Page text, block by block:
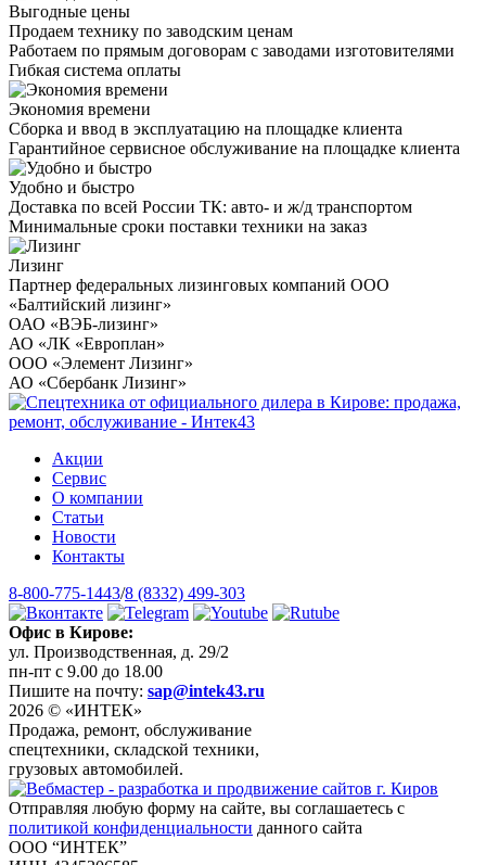
Выгодные цены
Продаем технику по заводским ценам
Работаем по прямым договорам с заводами изготовителями
Гибкая система оплаты
Экономия времени
Сборка и ввод в эксплуатацию на площадке клиента
Гарантийное сервисное обслуживание на площадке клиента
Удобно и быстро
Доставка по всей России ТК: авто- и ж/д транспортом
Минимальные сроки поставки техники на заказ
Лизинг
Партнер федеральных лизинговых компаний ООО
«Балтийский лизинг»
ОАО «ВЭБ-лизинг»
АО «ЛК «Европлан»
ООО «Элемент Лизинг»
АО «Сбербанк Лизинг»
Акции
Сервис
О компании
Статьи
Новости
Контакты
8-800-775-1443/8 (8332) 499-303
Офис в Кирове:
ул. Производственная, д. 29/2
пн-пт с 9.00 до 18.00
Пишите на почту: sap@intek43.ru
2026 © «ИНТЕК»
Продажа, ремонт, обслуживание
спецтехники, складской техники,
грузовых автомобилей.
Отправляя любую форму на сайте, вы соглашаетесь с
политикой конфиденциальности данного сайта
ООО “ИНТЕК”